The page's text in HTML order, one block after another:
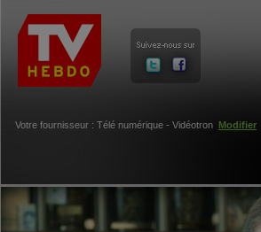
Votre fournisseur : Télé numérique - Vidéotron Modifier